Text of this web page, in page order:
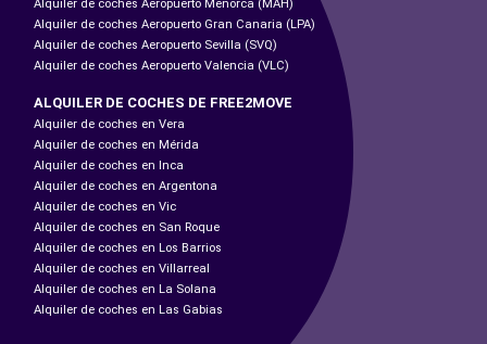
Alquiler de coches Aeropuerto Menorca (MAH)
Alquiler de coches Aeropuerto Gran Canaria (LPA)
Alquiler de coches Aeropuerto Sevilla (SVQ)
Alquiler de coches Aeropuerto Valencia (VLC)
ALQUILER DE COCHES DE FREE2MOVE
Alquiler de coches en Vera
Alquiler de coches en Mérida
Alquiler de coches en Inca
Alquiler de coches en Argentona
Alquiler de coches en Vic
Alquiler de coches en San Roque
Alquiler de coches en Los Barrios
Alquiler de coches en Villarreal
Alquiler de coches en La Solana
Alquiler de coches en Las Gabias